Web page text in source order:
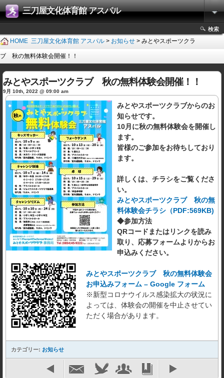
三刀屋文化体育館 アスパル
検索
HOME 三刀屋文化体育館 アスパル > お知らせ > みとやスポーツクラ
ブ 秋の無料体験会開催！！
みとやスポーツクラブ 秋の無料体験会開催！！
9月 10th, 2022 @ 09:00 am
みとやスポーツクラブからのお
知らせです。
10月に秋の無料体験会を開催し
ます。
皆様のご参加をお待ちしており
ます。
詳しくは、チラシをご覧くださ
い。
みとやスポーツクラブ 秋の無
料体験会チラシ（PDF:569KB)
◆参加方法
QRコードまたはリンクを読み
取り、応募フォームよりからお
申込みください。
みとやスポーツクラブ 秋の無料体験会
お申込みフォーム – Google フォーム
※新型コロナウイルス感染拡大の状況に
よっては、体験会の開催を中止させてい
ただく場合があります。
カテゴリー: お知らせ